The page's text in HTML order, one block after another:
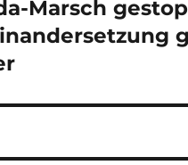
Marsch